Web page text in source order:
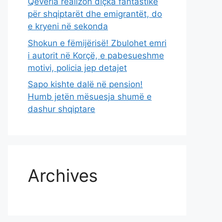
për shqiptarët dhe emigrantët, do
e kryeni në sekonda
Shokun e fëmijërisë! Zbulohet emri
i autorit në Korçë, e pabesueshme
motivi, policia jep detajet
Sapo kishte dalë në pension!
Humb jetën mësuesja shumë e
dashur shqiptare
Archives